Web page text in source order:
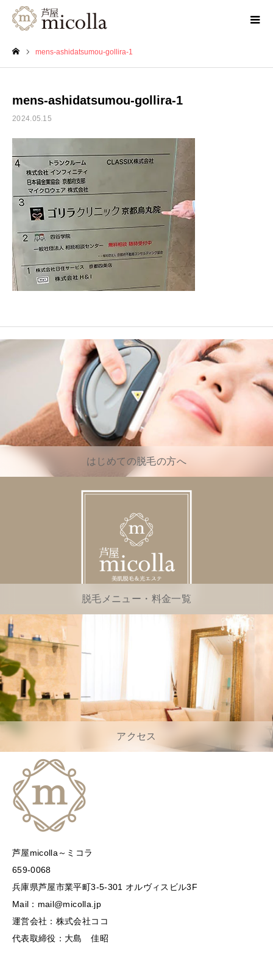
mens-ashidatsumou-gollira-1
mens-ashidatsumou-gollira-1
2024.05.15
はじめての脱毛の方へ
脱毛メニュー・料金一覧
アクセス
芦屋micolla～ミコラ
659-0068
兵庫県芦屋市業平町3-5-301 オルヴィスビル3F
Mail：mail@micolla.jp
運営会社：株式会社ココ
代表取締役：大島 佳昭